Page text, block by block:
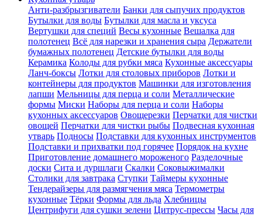
Анти-разбрызгиватели Банки для сыпучих продуктов
Бутылки для воды Бутылки для масла и уксуса
Вертушки для специй Весы кухонные Вешалка для
полотенец Всё для нарезки и хранения сыра Держатели
бумажных полотенец Детские бутылки для воды
Керамика Колоды для рубки мяса Кухонные аксессуары
Ланч-боксы Лотки для столовых приборов Лотки и
контейнеры для продуктов Машинки для изготовления
лапши Мельницы для перца и соли Металлические
формы Миски Наборы для перца и соли Наборы
кухонных аксессуаров Овощерезки Перчатки для чистки
овощей Перчатки для чистки рыбы Подвесная кухонная
утварь Подносы Подставки для кухонных инструментов
Подставки и прихватки под горячее Порядок на кухне
Приготовление домашнего мороженого Разделочные
доски Сита и дуршлаги Скалки Соковыжималки
Столики для завтрака Ступки Таймеры кухонные
Тендерайзеры для размягчения мяса Термометры
кухонные Тёрки Формы для льда Хлебницы
Центрифуги для сушки зелени Цитрус-прессы Часы для